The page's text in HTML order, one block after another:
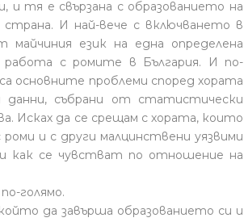
тя е свързана с образованието на
И най-вече с включването в
език на една определена
работа с ромите в България. И по-
основните проблеми според хората
данни, събрани от статистически
Исках да се срещам с хората, които
и с други малцинствени уязвими
как се чувстват по отношение на
голямо.
да завърша образованието си и